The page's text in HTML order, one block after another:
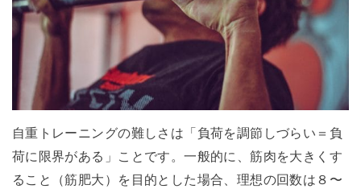
自重トレーニングの難しさは「負荷を調節しづらい＝負
荷に限界がある」ことです。一般的に、筋肉を大きくす
ること（筋肥大）を目的とした場合、理想の回数は８〜